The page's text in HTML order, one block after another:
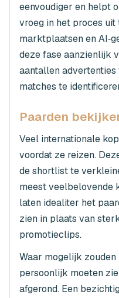
eenvoudiger en helpt
vroeg in het proces
marktplaatsen en
deze fase aanzienlijk
aantallen
matches te
Paarden
Veel internationale
voordat ze reizen.
de shortlist te
meest veelbelovende
laten idealiter het
zien in plaats van
promotieclips.
Waar mogelijk
persoonlijk moeten
afgerond. Een